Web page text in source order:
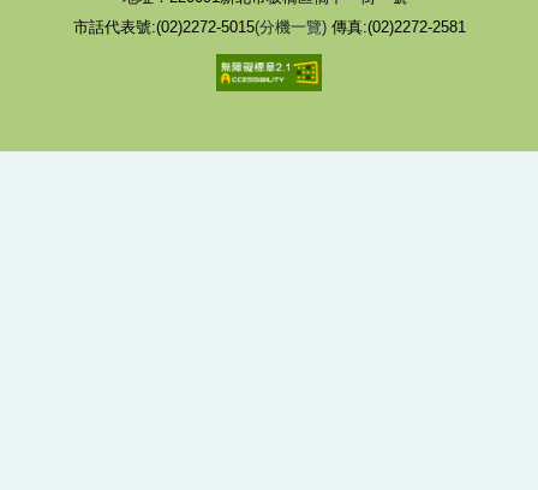
市話代表號:(02)2272-5015(分機一覽) 傳真:(02)2272-2581